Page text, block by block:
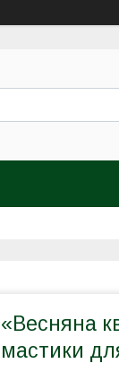
«Весняна
мастики